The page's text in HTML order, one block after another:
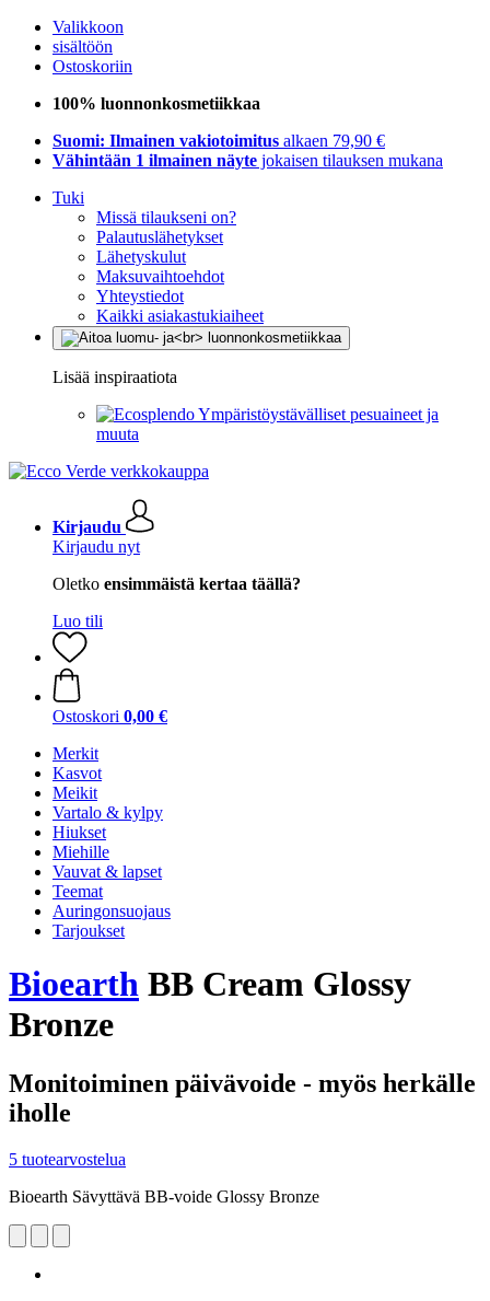
Valikkoon
sisältöön
Ostoskoriin
100% luonnonkosmetiikkaa
Suomi: Ilmainen vakiotoimitus alkaen 79,90 €
Vähintään 1 ilmainen näyte jokaisen tilauksen mukana
Tuki
Missä tilaukseni on?
Palautuslähetykset
Lähetyskulut
Maksuvaihtoehdot
Yhteystiedot
Kaikki asiakastukiaiheet
Lisää inspiraatiota
Ympäristöystävälliset pesuaineet ja
muuta
Kirjaudu
Kirjaudu nyt
Oletko ensimmäistä kertaa täällä?
Luo tili
Ostoskori 0,00 €
Merkit
Kasvot
Meikit
Vartalo & kylpy
Hiukset
Miehille
Vauvat & lapset
Teemat
Auringonsuojaus
Tarjoukset
Bioearth BB Cream Glossy
Bronze
Monitoiminen päivävoide - myös herkälle
iholle
5 tuotearvostelua
Bioearth Sävyttävä BB-voide Glossy Bronze